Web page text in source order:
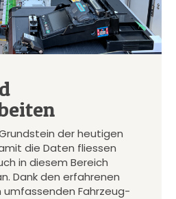
der heutigen
die Daten fliessen
in diesem Bereich
Dank den erfahrenen
Fahrzeug-